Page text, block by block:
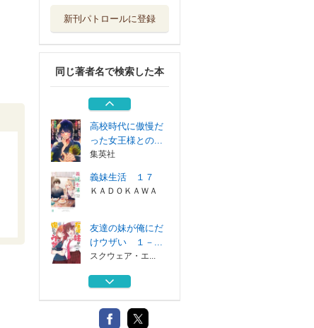
新刊パトロールに登録
同じ著者名で検索した本
友達の妹が俺にだ
スクウェア・エ...
友達の妹が俺にだ
けウザい １１
スクウェア・エ...
高校時代に傲慢だ
った女王様との...
集英社
義妹生活 １７
ＫＡＤＯＫＡＷＡ
友達の妹が俺にだ
けウザい １－...
スクウェア・エ...
友達の妹が俺にだ
スクウェア・エ...